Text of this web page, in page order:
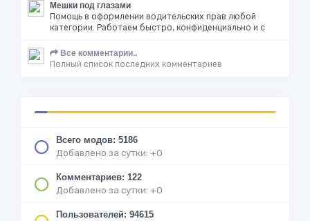
Мешки под глазами
Помощь в оформлении водительских прав любой
категории. Работаем быстро, конфиденциально и с
Все комментарии..
Полный список последних комментариев
Всего модов: 5186
Добавлено за сутки: +0
Комментариев: 122
Добавлено за сутки: +0
Пользователей: 94615